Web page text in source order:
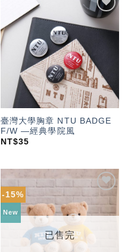
加入
「願
臺灣大學胸章 NTU BADGE
F/W —經典學院風
NT$35
-15%
New
加入
「願
望輕
已售完